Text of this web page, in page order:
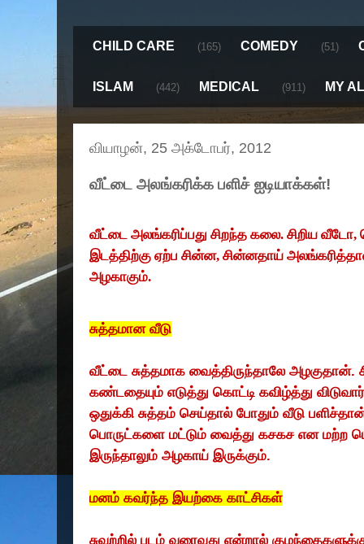
CHILD CARE (165) COMEDY (51)
ISLAM (442) MEDICAL (911) MY
வியாழன், 25 அக்டோபர், 2012
வீட்டை அலங்கரிக்க பளிச் ஐடியாக்கள்!
வீட்டை அலங்கரிப்பது சிறந்த கலை. சிறிய வீடோ,
இடத்திற்கு ஏற்ப சின்ன, சின்னதாய் அலங்கரித்தால்
அழகாகும்.
சுத்தமான வீடு
வீட்டை சுத்தமாக வைத்திருந்தாலே
கண்டதையும் எடுத்து கொட்டி கவிழ்த்து
ஒதுக்கி சுத்தம் செய்தால் போதும் வீடு
பொருட்களை மட்டும் வைத்து கசகச என மற்ற
இருந்தாலும் அழகாய் இருக்கும்.
மனம் கவர்ந்த இயற்கை காட்சிகள்
சுவற்றில் படம் வரைவது என்றால்